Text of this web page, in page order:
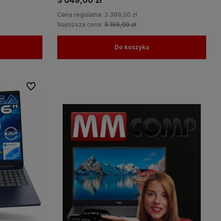
Wszystkie nasze produkty objęte są
gwaracją, a nasz doświadczony
Cena regularna: 3 389,00 zł
Najniższa cena:3 159,00 zł
Do koszyka
Do ulubionych